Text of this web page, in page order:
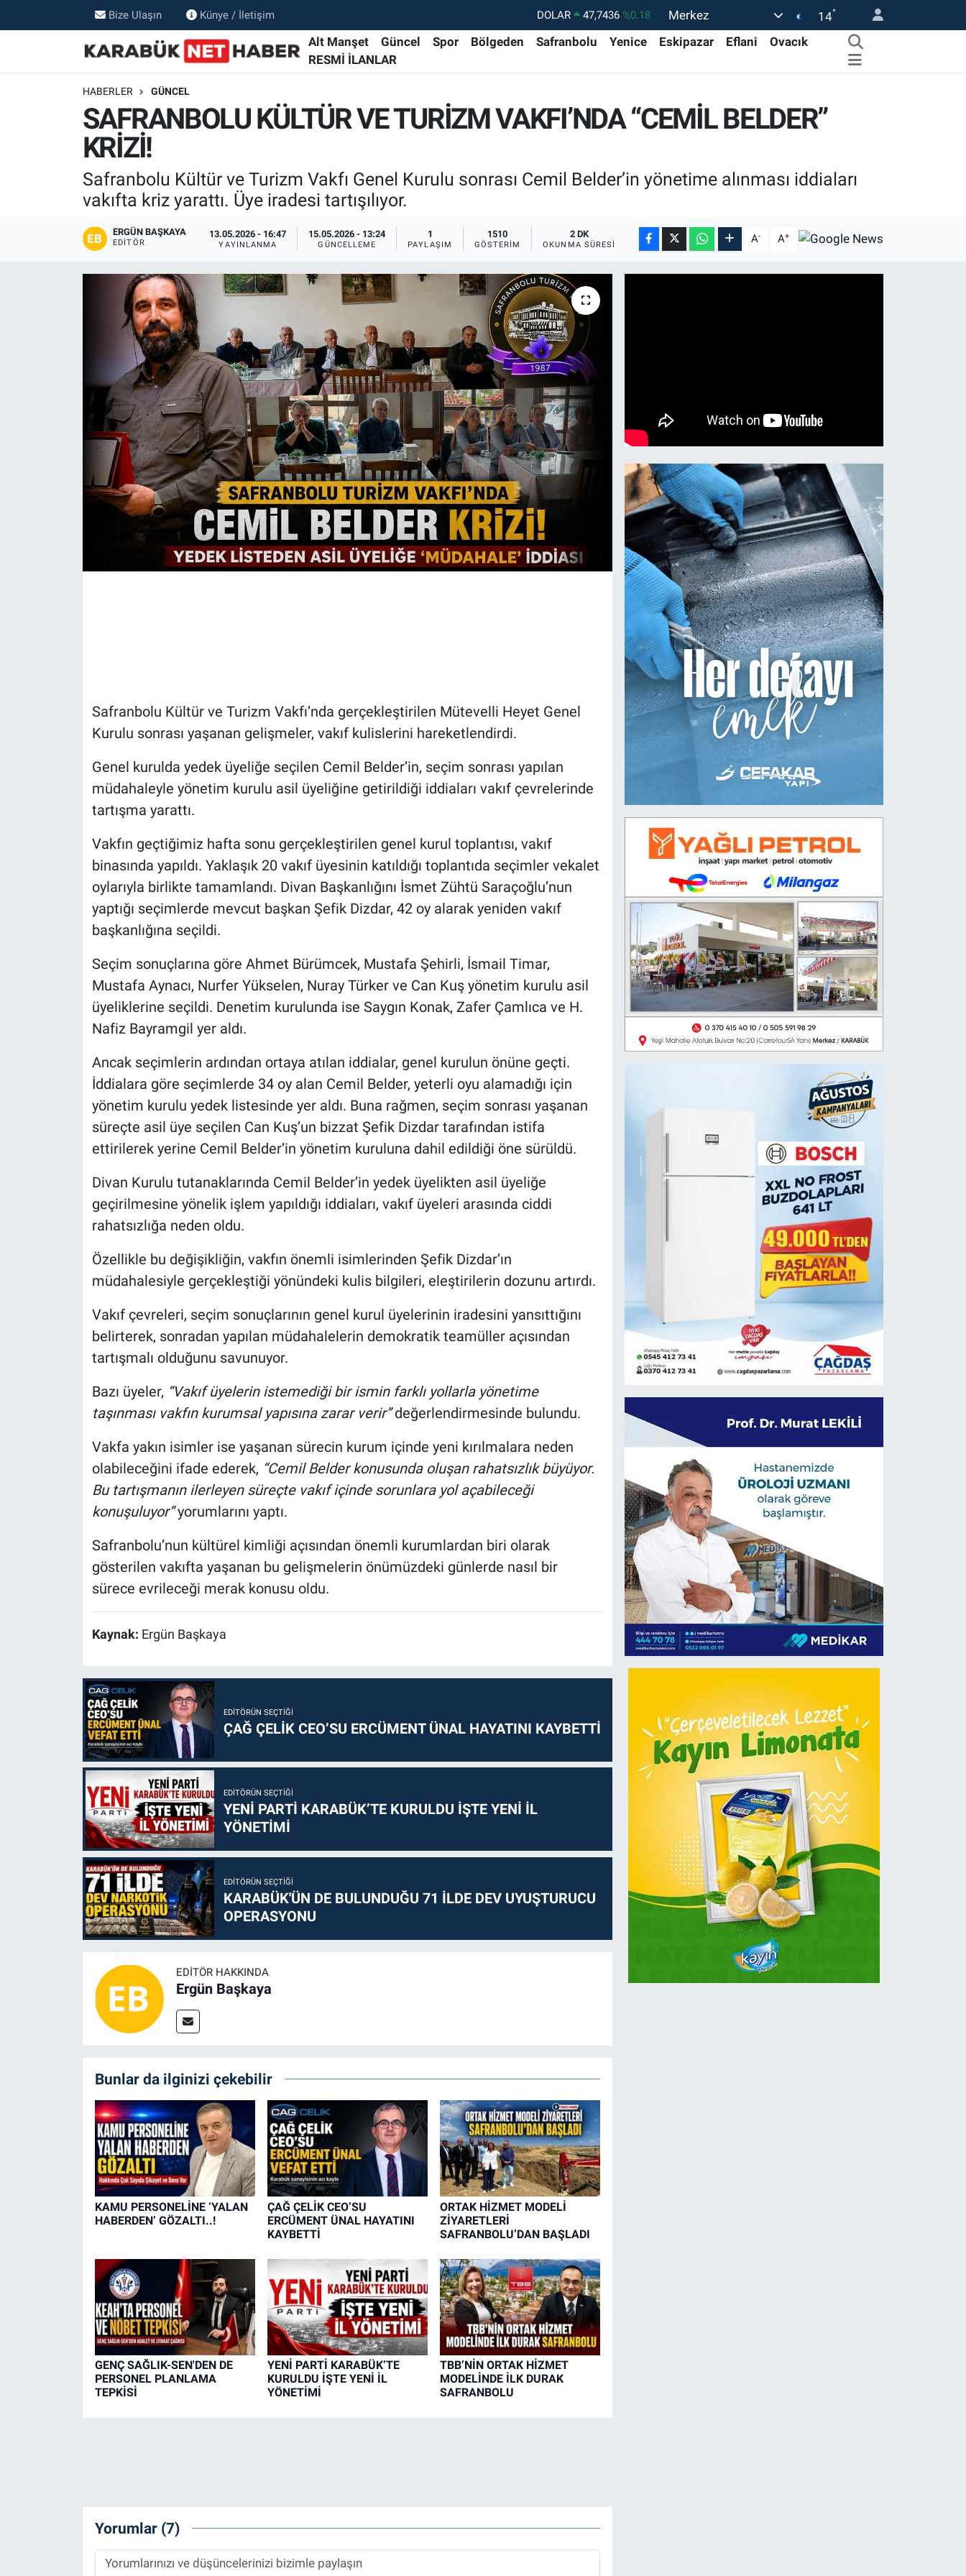
Bize Ulaşın Künye / İletişim DOLAR 47,7436 %0.18
EURO
55,2510 %0.32
BİST100
13.779 %-14
Merkez 14°
Alt Manşet Güncel Spor Bölgeden Safranbolu Yenice Eskipazar Eflani
Ovacık
RESMİ İLANLAR
HABERLER GÜNCEL
SAFRANBOLU KÜLTÜR VE TURİZM VAKFI’NDA “CEMİL BELDER”
KRİZİ!
Safranbolu Kültür ve Turizm Vakfı Genel Kurulu sonrası Cemil Belder’in yönetime alınması iddiaları
vakıfta kriz yarattı. Üye iradesi tartışılıyor.
ERGÜN BAŞKAYA
EDITÖR
13.05.2026 - 16:47
YAYINLANMA
15.05.2026 - 13:24
GÜNCELLEME
1
PAYLAŞIM
1510
GÖSTERIM
2 DK
OKUNMA SÜRESI A- A+
Safranbolu Kültür ve Turizm Vakfı’nda gerçekleştirilen Mütevelli Heyet Genel
Kurulu sonrası yaşanan gelişmeler, vakıf kulislerini hareketlendirdi.
Genel kurulda yedek üyeliğe seçilen Cemil Belder’in, seçim sonrası yapılan
müdahaleyle yönetim kurulu asil üyeliğine getirildiği iddiaları vakıf çevrelerinde
tartışma yarattı.
Vakfın geçtiğimiz hafta sonu gerçekleştirilen genel kurul toplantısı, vakıf
binasında yapıldı. Yaklaşık 20 vakıf üyesinin katıldığı toplantıda seçimler vekalet
oylarıyla birlikte tamamlandı. Divan Başkanlığını İsmet Zühtü Saraçoğlu’nun
yaptığı seçimlerde mevcut başkan Şefik Dizdar, 42 oy alarak yeniden vakıf
başkanlığına seçildi.
Seçim sonuçlarına göre Ahmet Bürümcek, Mustafa Şehirli, İsmail Timar,
Mustafa Aynacı, Nurfer Yükselen, Nuray Türker ve Can Kuş yönetim kurulu asil
üyeliklerine seçildi. Denetim kurulunda ise Saygın Konak, Zafer Çamlıca ve H.
Nafiz Bayramgil yer aldı.
Ancak seçimlerin ardından ortaya atılan iddialar, genel kurulun önüne geçti.
İddialara göre seçimlerde 34 oy alan Cemil Belder, yeterli oyu alamadığı için
yönetim kurulu yedek listesinde yer aldı. Buna rağmen, seçim sonrası yaşanan
süreçte asil üye seçilen Can Kuş’un bizzat Şefik Dizdar tarafından istifa
ettirilerek yerine Cemil Belder’in yönetim kuruluna dahil edildiği öne sürüldü.
Divan Kurulu tutanaklarında Cemil Belder’in yedek üyelikten asil üyeliğe
geçirilmesine yönelik işlem yapıldığı iddiaları, vakıf üyeleri arasında ciddi
rahatsızlığa neden oldu.
Özellikle bu değişikliğin, vakfın önemli isimlerinden Şefik Dizdar’ın
müdahalesiyle gerçekleştiği yönündeki kulis bilgileri, eleştirilerin dozunu artırdı.
Vakıf çevreleri, seçim sonuçlarının genel kurul üyelerinin iradesini yansıttığını
belirterek, sonradan yapılan müdahalelerin demokratik teamüller açısından
tartışmalı olduğunu savunuyor.
Bazı üyeler, “Vakıf üyelerin istemediği bir ismin farklı yollarla yönetime
taşınması vakfın kurumsal yapısına zarar verir”değerlendirmesinde bulundu.
Vakfa yakın isimler ise yaşanan sürecin kurum içinde yeni kırılmalara neden
olabileceğini ifade ederek, “Cemil Belder konusunda oluşan rahatsızlık büyüyor.
Bu tartışmanın ilerleyen süreçte vakıf içinde sorunlara yol açabileceği
konuşuluyor”yorumlarını yaptı.
Safranbolu’nun kültürel kimliği açısından önemli kurumlardan biri olarak
gösterilen vakıfta yaşanan bu gelişmelerin önümüzdeki günlerde nasıl bir
sürece evrileceği merak konusu oldu.
Kaynak: Ergün Başkaya
EDITÖRÜN SEÇTIĞI
ÇAĞ ÇELİK CEO’SU ERCÜMENT ÜNAL HAYATINI KAYBETTİ
EDITÖRÜN SEÇTIĞI
YENİ PARTİ KARABÜK’TE KURULDU İŞTE YENİ İL
YÖNETİMİ
EDITÖRÜN SEÇTIĞI
KARABÜK'ÜN DE BULUNDUĞU 71 İLDE DEV UYUŞTURUCU
OPERASYONU
EDITÖR HAKKINDA
Ergün Başkaya
Bunlar da ilginizi çekebilir
KAMU PERSONELİNE ‘YALAN
HABERDEN’ GÖZALTI..!
ÇAĞ ÇELİK CEO’SU
ERCÜMENT ÜNAL HAYATINI
KAYBETTİ
ORTAK HİZMET MODELİ
ZİYARETLERİ
SAFRANBOLU’DAN BAŞLADI
GENÇ SAĞLIK-SEN'DEN DE
PERSONEL PLANLAMA
TEPKİSİ
YENİ PARTİ KARABÜK’TE
KURULDU İŞTE YENİ İL
YÖNETİMİ
TBB’NİN ORTAK HİZMET
MODELİNDE İLK DURAK
SAFRANBOLU
Yorumlar (7)